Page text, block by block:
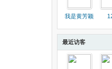
我是黄芳颖
最近访客